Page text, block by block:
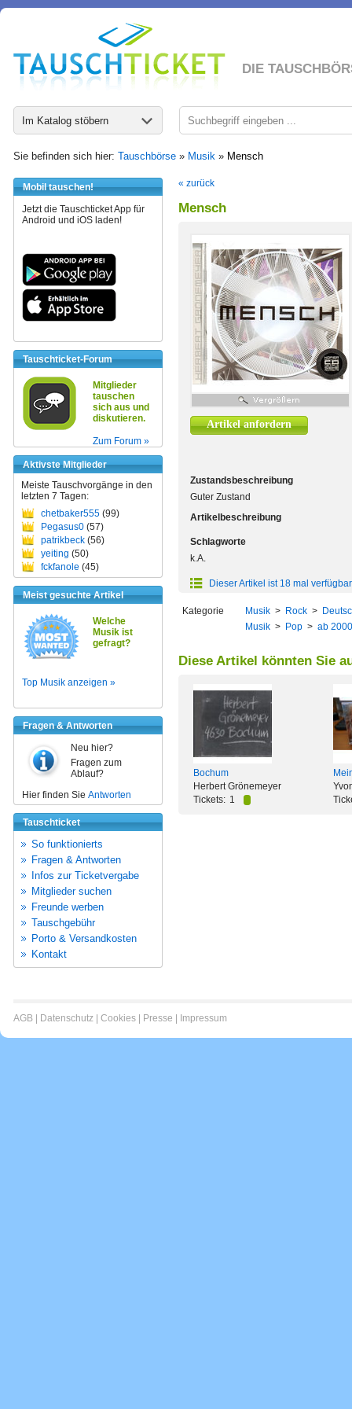
DIE
Im Katalog stöbern
Sie befinden sich hier: Tauschbörse » Musik » Mensch
Mobil tauschen!
Jetzt die Tauschticket App für
Android und iOS laden!
Tauschticket-Forum
Mitglieder
tauschen
sich aus und
diskutieren.
Zum Forum »
Aktivste Mitglieder
Meiste Tauschvorgänge in den
letzten 7 Tagen:
chetbaker555 (99)
Pegasus0 (57)
patrikbeck (56)
yeiting (50)
fckfanole (45)
Meist gesuchte Artikel
Welche
Musik ist
gefragt?
Top Musik anzeigen »
Fragen & Antworten
Neu hier?
Fragen zum
Ablauf?
Hier finden Sie Antworten
Tauschticket
So funktionierts
Fragen & Antworten
Infos zur Ticketvergabe
Mitglieder suchen
Freunde werben
Tauschgebühr
Porto & Versandkosten
Kontakt
« zurück
Mensch
Artikel anfordern
Zustandsbeschreibung
Guter Zustand
Artikelbeschreibung
Schlagworte
k.A.
Dieser Artikel ist 18 mal verfügbar
Kategorie Musik > Rock >
Musik > Pop > ab 2000
Diese Artikel könnten Sie
Bochum
Herbert Grönemeyer
Tickets: 1
AGB Datenschutz Cookies Presse Impressum